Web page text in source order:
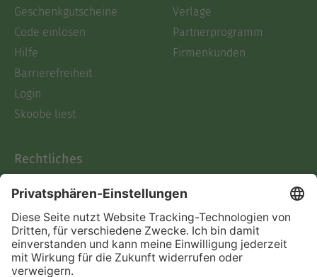
Geschenkgutscheine
Code einlösen
Hilfe
Barrierefreiheit
Login
Skoobe liest
Verlage
Partnerprogramm
Firmenkunden
Rechtliches
AGB
Informationen nach Data
Act
Verträge hier kündigen